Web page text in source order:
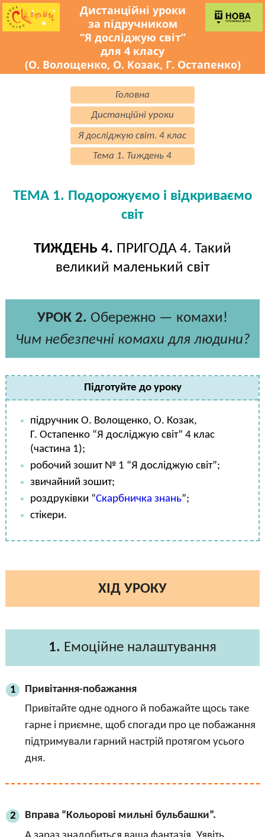
Дистанційні уроки
за підручником
“Я досліджую світ”
для 4 класу
(О. Волощенко, О. Козак, Г. Остапенко)
Головна
Дистанційні уроки
Я досліджую світ. 4 клас
Тема 1. Тиждень 4
ТЕМА 1. Подорожуємо і відкриваємо
світ
ТИЖДЕНЬ 4. ПРИГОДА 4. Такий
великий маленький світ
УРОК 2. Обережно — комахи!
Чим небезпечні комахи для людини?
Підготуйте до уроку
підручник О. Волощенко, О. Козак,
Г. Остапенко “Я досліджую світ” 4 клас
(частина 1);
робочий зошит № 1 “Я досліджую світ”;
звичайний зошит;
роздруківки “Скарбничка знань”;
стікери.
ХІД УРОКУ
1. Емоційне налаштування
1
Привітання-побажання
Привітайте одне одного й побажайте щось таке
гарне і приємне, щоб спогади про це побажання
підтримували гарний настрій протягом усього
дня.
2
Вправа “Кольорові мильні бульбашки”.